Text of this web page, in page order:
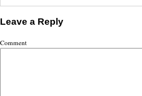
Leave a Reply
Comment